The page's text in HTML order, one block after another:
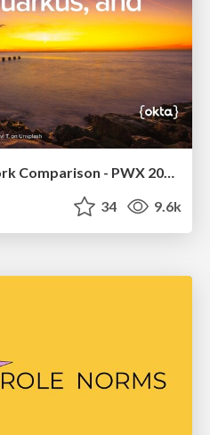
Java REST API Framework Comparison - PWX 2021
34 9.6k